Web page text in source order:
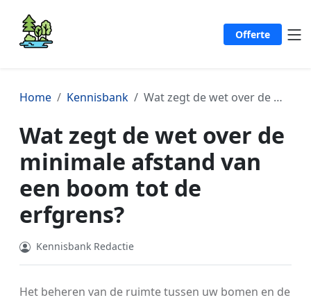
Offerte
Home Kennisbank Wat zegt de wet over de minimale afstand van een boom tot de erfgrens?
Wat zegt de wet over de
minimale afstand van
een boom tot de
erfgrens?
Kennisbank Redactie
Het beheren van de ruimte tussen uw bomen en de